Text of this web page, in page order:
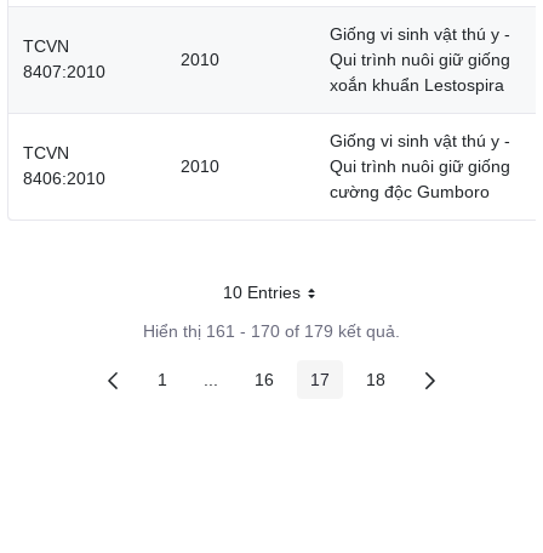
TCVN
8407:2010
2010
Giống vi sinh vật thú y -
Qui trình nuôi giữ giống
xoắn khuẩn Lestospira
TCVN
8406:2010
2010
Giống vi sinh vật thú y -
Qui trình nuôi giữ giống
cường độc Gumboro
10 EntriesMỗi trang
Hiển thị 161 - 170 of 179 kết quả.
Các trang trên cổng
1 Các trang trung gian
Các trang trên cổng
16 Các trang trên cổng
17 Các trang trên cổng
18